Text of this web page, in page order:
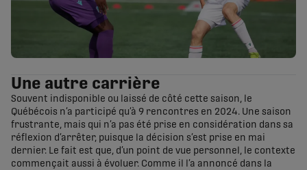
Une autre carrière
Souvent indisponible ou laissé de côté cette saison, le
Québécois n’a participé qu’à 9 rencontres en 2024. Une saison
frustrante, mais qui n’a pas été prise en considération dans sa
réflexion d’arrêter, puisque la décision s’est prise en mai
dernier. Le fait est que, d’un point de vue personnel, le contexte
commençait aussi à évoluer. Comme il l’a annoncé dans la